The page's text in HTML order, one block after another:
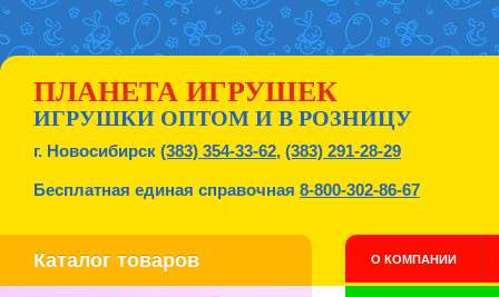
ПЛАНЕТА ИГРУШЕК
ИГРУШКИ ОПТОМ И В РОЗНИЦУ
г. Новосибирск (383) 354-33-62, (383) 291-28-29
Бесплатная единая справочная 8-800-302-86-67
Каталог товаров О КОМПАНИИ